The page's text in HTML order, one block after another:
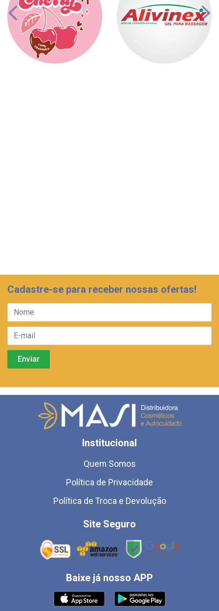
Cadastre-se para receber nossas ofertas!
Institucional
Quem Somos
Política de Privacidade
Política de Troca e Devolução
Site Seguro
Baixe já nosso APP